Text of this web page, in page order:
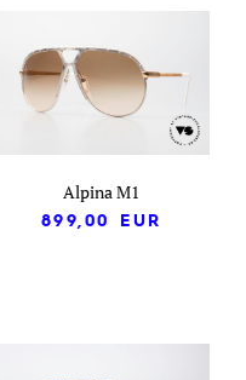
Alpina M1
899,00
EUR